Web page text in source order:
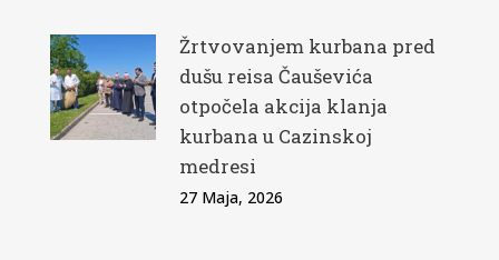
Žrtvovanjem kurbana pred
dušu reisa Čauševića
otpočela akcija klanja
kurbana u Cazinskoj
medresi
27 Maja, 2026